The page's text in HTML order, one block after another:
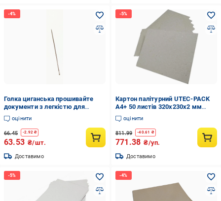
Голка циганська прошивайте
документи з легкістю для
товстих ниток 12,5 см (ST-12,5-
2)
оцінити
66.45 -2.92 ₴
63.53 ₴/шт.
Доставимо
Картон палітурний UTEC-PACK
А4+ 50 листів 320x230x2 мм
(КПЛ-320/230-2-50-5)
оцінити
811.99 -40.61 ₴
771.38 ₴/уп.
Доставимо